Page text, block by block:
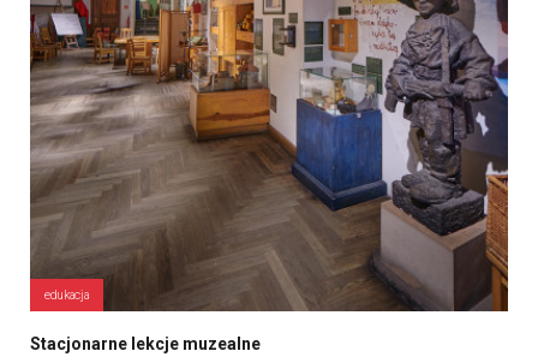
edukacja
Stacjonarne lekcje muzealne